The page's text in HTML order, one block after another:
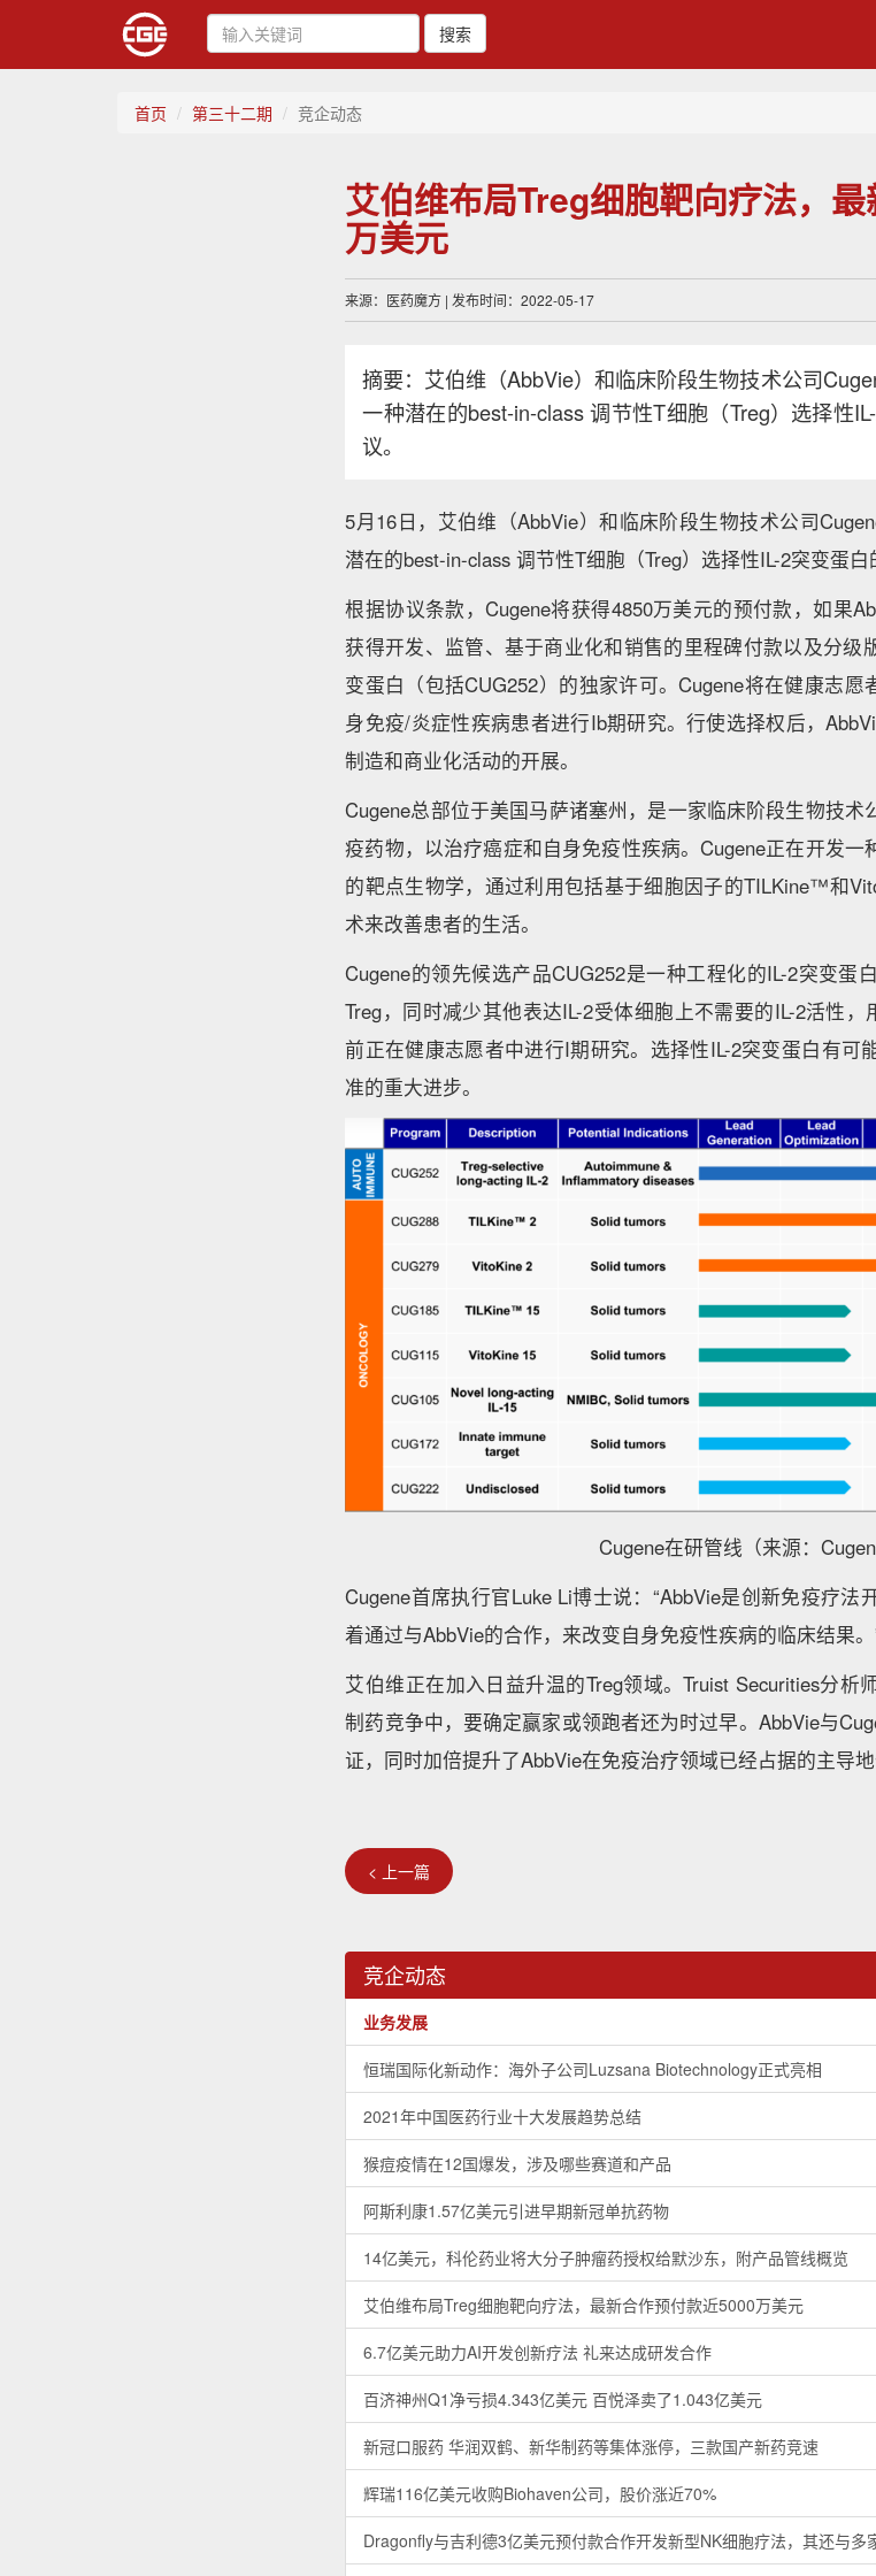
搜索
首页 第三十二期 竞企动态
艾伯维布局Treg细胞靶向疗法，
万美元
来源：医药魔方 | 发布时间：2022-05-17
摘要：艾伯维（AbbVie）和临床阶段生物技术公司
一种潜在的best-in-class 调节性T细胞（Treg）选择性
议。
5月16日，艾伯维（AbbVie）和临床阶段生物技术公司
潜在的best-in-class 调节性T细胞（Treg）选择性IL-2突变蛋白
根据协议条款，Cugene将获得4850万美元的预付款，如果
获得开发、监管、基于商业化和销售的里程碑付款以及分级
变蛋白（包括CUG252）的独家许可。Cugene将在健康志
身免疫/炎症性疾病患者进行Ib期研究。行使选择权后，
制造和商业化活动的开展。
Cugene总部位于美国马萨诸塞州，是一家临床阶段生物技
疫药物，以治疗癌症和自身免疫性疾病。Cugene正在开发
的靶点生物学，通过利用包括基于细胞因子的TILKine™和
术来改善患者的生活。
Cugene的领先候选产品CUG252是一种工程化的IL-2突变蛋
Treg，同时减少其他表达IL-2受体细胞上不需要的IL-2活性
前正在健康志愿者中进行I期研究。选择性IL-2突变蛋白有可
准的重大进步。
Cugene在研管线（来源：
Cugene首席执行官Luke Li博士说：“AbbVie是创新免疫疗
着通过与AbbVie的合作，来改变自身免疫性疾病的临床结果。
艾伯维正在加入日益升温的Treg领域。Truist Securities分析
制药竞争中，要确定赢家或领跑者还为时过早。AbbVie与
证，同时加倍提升了AbbVie在免疫治疗领域已经占据的主导地
< 上一篇
竞企动态
业务发展
恒瑞国际化新动作：海外子公司Luzsana Biotechnology正式亮相
2021年中国医药行业十大发展趋势总结
猴痘疫情在12国爆发，涉及哪些赛道和产品
阿斯利康1.57亿美元引进早期新冠单抗药物
14亿美元，科伦药业将大分子肿瘤药授权给默沙东，附产品管线概览
艾伯维布局Treg细胞靶向疗法，最新合作预付款近5000万美元
6.7亿美元助力AI开发创新疗法 礼来达成研发合作
百济神州Q1净亏损4.343亿美元 百悦泽卖了1.043亿美元
新冠口服药 华润双鹤、新华制药等集体涨停，三款国产新药竞速
辉瑞116亿美元收购Biohaven公司，股价涨近70%
Dragonfly与吉利德3亿美元预付款合作开发新型NK细胞疗法，其还与多